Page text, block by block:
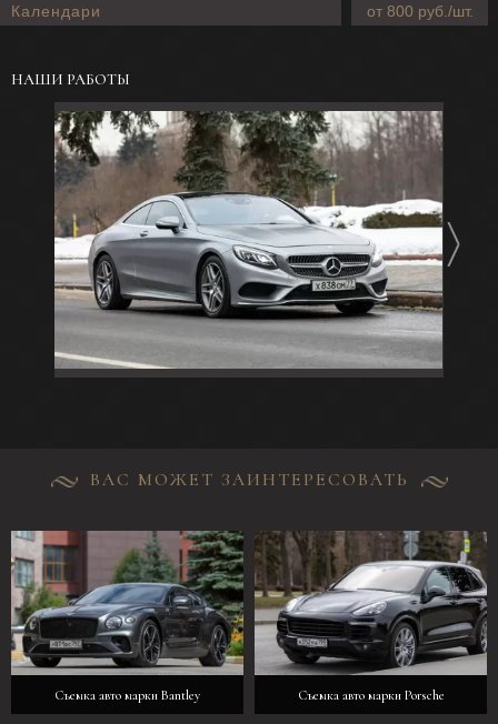
Календари от 800 руб./шт.
НАШИ РАБОТЫ
ВАС МОЖЕТ ЗАИНТЕРЕСОВАТЬ
Съемка авто марки Bantley Съемка авто марки Porsche